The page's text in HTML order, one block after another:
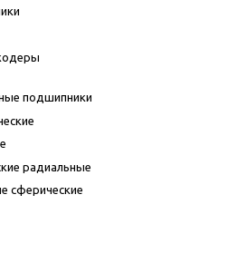
подшипники
радиальные
сферические